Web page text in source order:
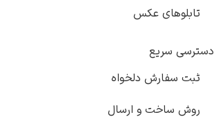
تابلوهای عکس
دسترسی سریع
ثبت سفارش دلخواه
روش ساخت و ارسال